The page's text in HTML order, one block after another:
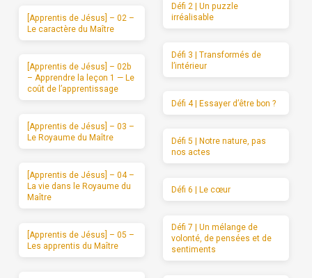
[Apprentis de Jésus] – 02 –
Le caractère du Maître
[Apprentis de Jésus] – 02b
– Apprendre la leçon 1 — Le
coût de l’apprentissage
[Apprentis de Jésus] – 03 –
Le Royaume du Maître
[Apprentis de Jésus] – 04 –
La vie dans le Royaume du
Maître
[Apprentis de Jésus] – 05 –
Les apprentis du Maître
Défi 2 | Un puzzle
irréalisable
Défi 3 | Transformés de
l’intérieur
Défi 4 | Essayer d’être bon ?
Défi 5 | Notre nature, pas
nos actes
Défi 6 | Le cœur
Défi 7 | Un mélange de
volonté, de pensées et de
sentiments